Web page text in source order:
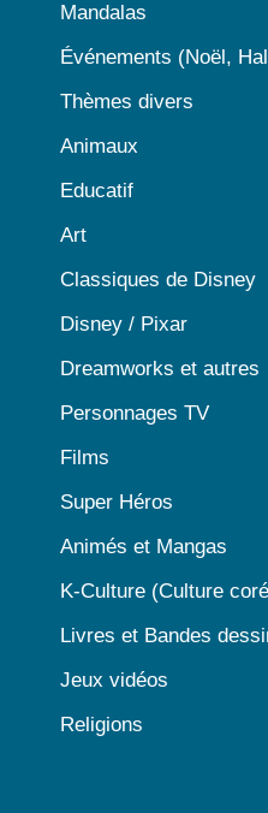
Mandalas
Événements (Noël,
Thèmes divers
Animaux
Educatif
Art
Classiques de Disney
Disney / Pixar
Dreamworks et autres
Personnages TV
Films
Super Héros
Animés et Mangas
K-Culture (Culture
Livres et Bandes
Jeux vidéos
Religions